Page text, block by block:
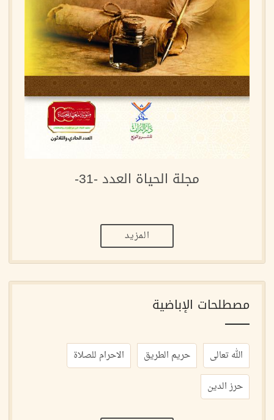
مجلة الحياة العدد -31-
المزيد
مصطلحات الإباضية
الله تعالى حريم الطريق
الاحرام للصلاة
حرز الدين